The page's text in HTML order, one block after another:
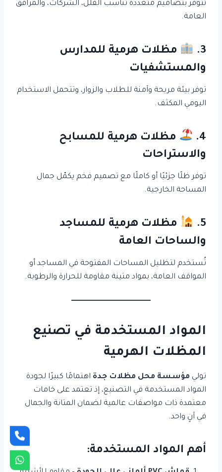
تتوفر بتصاميم متعددة تناسب الفلل، الشركات، والمرافق
العامة.
3.
مظلات هرمية للمدارس
والمستشفيات
توفر بيئة مريحة وآمنة للطلاب والزوار، وتتحمل الاستخدام
اليومي المكثف.
4.
مظلات هرمية للمسابح
والاستراحات
توفر ظلًا جزئيًا أو كاملًا مع تصميم فخم يكمّل جمال
المساحة الخارجية.
5.
مظلات هرمية للمساجد
والساحات العامة
تُستخدم لتظليل المساحات المفتوحة في المساجد أو
المواقف العامة، بمواد متينة مقاومة للحرارة والرطوبة.
المواد المستخدمة في تصنيع
المظلات الهرمية
تولي مؤسسة محل مظلات جدة اهتمامًا كبيرًا لجودة
المواد المستخدمة في التصنيع، إذ تعتمد على خامات
معتمدة ذات مواصفات عالمية لضمان المتانة والجمال
في آنٍ واحد.
أهم المواد المستخدمة: